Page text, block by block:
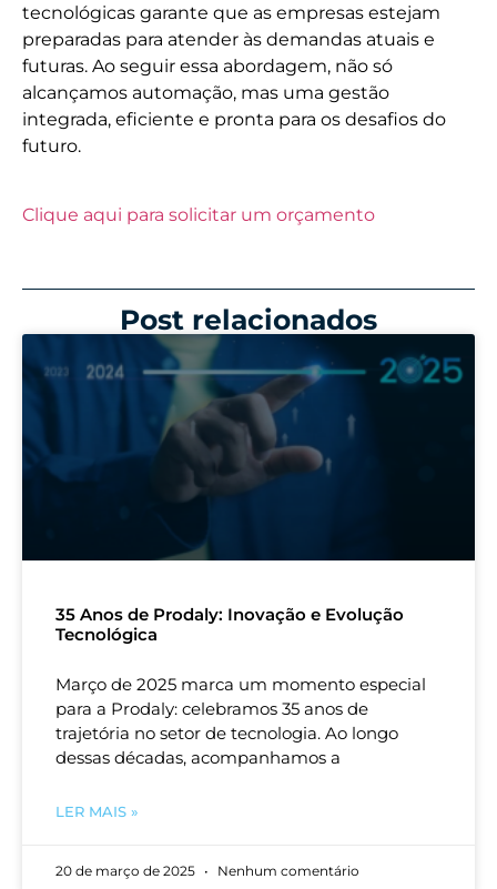
tecnológicas garante que as empresas estejam
preparadas para atender às demandas atuais e
futuras. Ao seguir essa abordagem, não só
alcançamos automação, mas uma gestão
integrada, eficiente e pronta para os desafios do
futuro.
Clique aqui para solicitar um orçamento
Post relacionados
35 Anos de Prodaly: Inovação e Evolução
Tecnológica
Março de 2025 marca um momento especial
para a Prodaly: celebramos 35 anos de
trajetória no setor de tecnologia. Ao longo
dessas décadas, acompanhamos a
LER MAIS »
20 de março de 2025 Nenhum comentário